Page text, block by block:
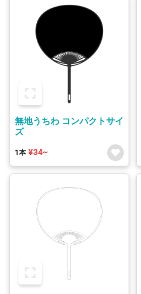
無地うちわ コンパクトサイ
ズ
1本 ¥34~